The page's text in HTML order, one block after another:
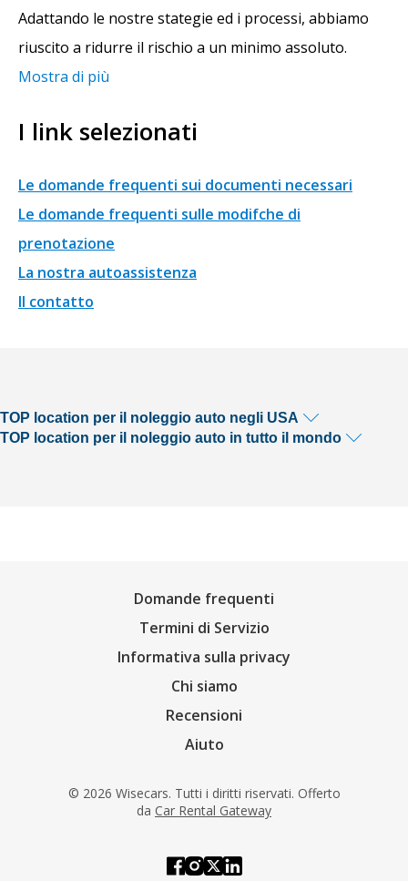
Adattando le nostre stategie ed i processi, abbiamo
riuscito a ridurre il rischio a un minimo assoluto.
Mostra di più
I link selezionati
Le domande frequenti sui documenti necessari
Le domande frequenti sulle modifche di
prenotazione
La nostra autoassistenza
Il contatto
TOP location per il noleggio auto negli USA
TOP location per il noleggio auto in tutto il mondo
Domande frequenti
Termini di Servizio
Informativa sulla privacy
Chi siamo
Recensioni
Aiuto
© 2026 Wisecars. Tutti i diritti riservati. Offerto
da Car Rental Gateway